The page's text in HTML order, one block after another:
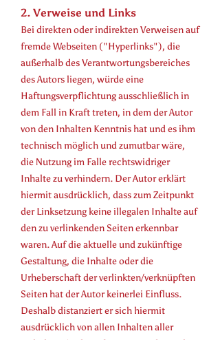
2. Verweise und Links
Bei direkten oder indirekten Verweisen auf
fremde Webseiten ("Hyperlinks"), die
außerhalb des Verantwortungsbereiches
des Autors liegen, würde eine
Haftungsverpflichtung ausschließlich in
dem Fall in Kraft treten, in dem der Autor
von den Inhalten Kenntnis hat und es ihm
technisch möglich und zumutbar wäre,
die Nutzung im Falle rechtswidriger
Inhalte zu verhindern. Der Autor erklärt
hiermit ausdrücklich, dass zum Zeitpunkt
der Linksetzung keine illegalen Inhalte auf
den zu verlinkenden Seiten erkennbar
waren. Auf die aktuelle und zukünftige
Gestaltung, die Inhalte oder die
Urheberschaft der verlinkten/verknüpften
Seiten hat der Autor keinerlei Einfluss.
Deshalb distanziert er sich hiermit
ausdrücklich von allen Inhalten aller